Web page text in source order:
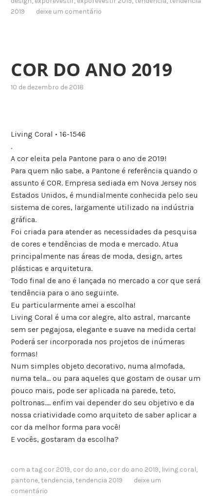
2019
deixe um comentário
COR DO ANO 2019
10 de dezembro de 2018
Living Coral • 16-1546
.
A cor eleita pela Pantone para o ano de 2019!
Para quem não sabe, a Pantone é referência quando o
assunto é COR. Empresa sediada em Nova Jersey nos
Estados Unidos, é mundialmente conhecida pelo seu
sistema de cores, largamente utilizado na indústria
gráfica.
Foi criada para atender as necessidades da pesquisa
de cores e tendências de moda e mercado. Atua
principalmente nas áreas de moda, design, artes
plásticas e arquitetura.
Todo final de ano é lançada no mercado a cor que será
tendência para o ano seguinte.
Eu particularmente amei a escolha!
Living Coral é uma cor alegre, alto astral, marcante
sem ser pegajosa, elegante e suave na medida certa!
Poderá ser incorporada nos projetos de inúmeras
formas!
Num simples objeto decorativo, numa almofada,
numa tela… ou para aqueles que gostam de ousar um
pouco mais, pode ser aplicada na parede, teto,
poltronas…. enfim vai depender do seu objetivo e da
nossa criatividade como arquiteto de saber aplicar a
cor da melhor forma para você!
E vocês, gostaram da escolha?
com a tag cor 2019, cor do ano, cor do ano 2019, living coral,
pantone, tendencia, tendencia 2019
deixe um
comentário